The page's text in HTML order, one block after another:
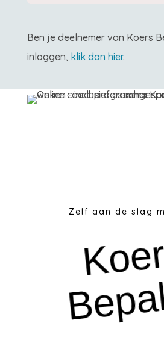
Ben je deelnemer van Koers
inloggen, klik dan hier.
Zelf aan de slag